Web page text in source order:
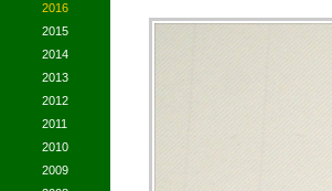
2016
2015
2014
2013
2012
2011
2010
2009